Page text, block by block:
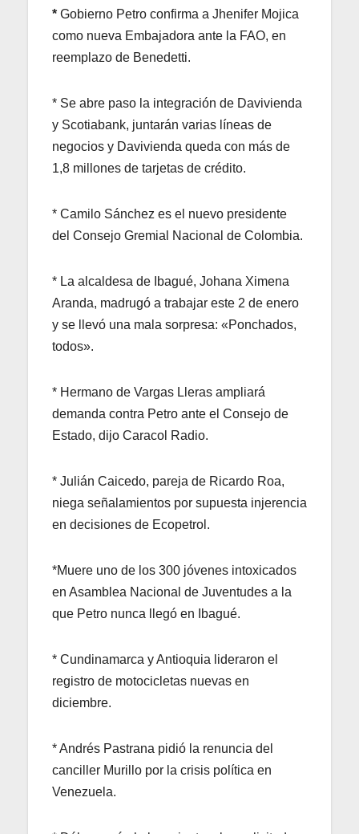
* Gobierno Petro confirma a Jhenifer Mojica
como nueva Embajadora ante la FAO, en
reemplazo de Benedetti.
* Se abre paso la integración de Davivienda
y Scotiabank, juntarán varias líneas de
negocios y Davivienda queda con más de
1,8 millones de tarjetas de crédito.
* Camilo Sánchez es el nuevo presidente
del Consejo Gremial Nacional de Colombia.
* La alcaldesa de Ibagué, Johana Ximena
Aranda, madrugó a trabajar este 2 de enero
y se llevó una mala sorpresa: «Ponchados,
todos».
* Hermano de Vargas Lleras ampliará
demanda contra Petro ante el Consejo de
Estado, dijo Caracol Radio.
* Julián Caicedo, pareja de Ricardo Roa,
niega señalamientos por supuesta injerencia
en decisiones de Ecopetrol.
*Muere uno de los 300 jóvenes intoxicados
en Asamblea Nacional de Juventudes a la
que Petro nunca llegó en Ibagué.
* Cundinamarca y Antioquia lideraron el
registro de motocicletas nuevas en
diciembre.
* Andrés Pastrana pidió la renuncia del
canciller Murillo por la crisis política en
Venezuela.